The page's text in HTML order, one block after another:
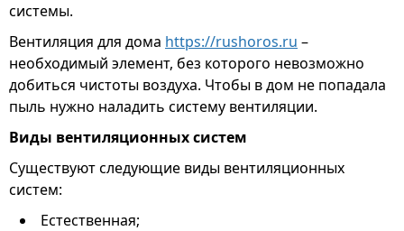
системы.
Вентиляция для дома https://rushoros.ru –
необходимый элемент, без которого невозможно
добиться чистоты воздуха. Чтобы в дом не попадала
пыль нужно наладить систему вентиляции.
Виды вентиляционных систем
Существуют следующие виды вентиляционных
систем:
Естественная;